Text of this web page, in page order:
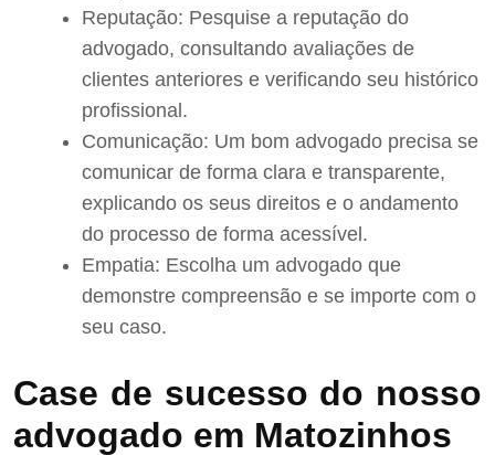
Reputação: Pesquise a reputação do
advogado, consultando avaliações de
clientes anteriores e verificando seu histórico
profissional.
Comunicação: Um bom advogado precisa se
comunicar de forma clara e transparente,
explicando os seus direitos e o andamento
do processo de forma acessível.
Empatia: Escolha um advogado que
demonstre compreensão e se importe com o
seu caso.
Case de sucesso do nosso
advogado em Matozinhos